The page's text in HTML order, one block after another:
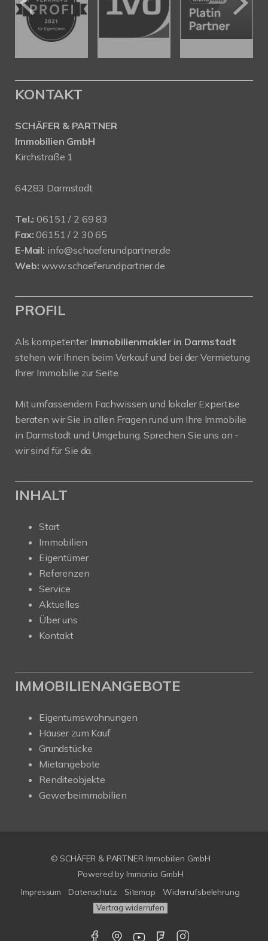
KONTAKT
SCHÄFER & PARTNER
Immobilien GmbH
Kirchstraße 1
64283 Darmstadt
Tel.: 06151 / 2 69 83
Fax: 06151 / 2 30 65
E-Mail: info@schaeferundpartner.de
Web: www.schaeferundpartner.de
PROFIL
Als kompetenter Immobilienmakler in Darmstadt
stehen wir Ihnen beim Verkauf und bei der Vermietung
Ihrer Immobilie zur Seite.
Mit umfassendem Fachwissen und lokaler Expertise
beraten wir Sie in allen Fragen rund um Ihre Immobilie
in Darmstadt und Umgebung. Sprechen Sie uns an -
wir sind für Sie da.
INHALT
Start
Immobilien
Eigentümer
Referenzen
Service
Aktuelles
Über uns
Kontakt
IMMOBILIENANGEBOTE
Eigentumswohnungen
Häuser zum Kauf
Grundstücke
Mietangebote
Renditeobjekte
Gewerbeimmobilien
© SCHÄFER & PARTNER Immobilien GmbH
Powered by Immonia GmbH
Impressum
Datenschutz Sitemap Widerrufsbelehrung
Vertrag widerrufen